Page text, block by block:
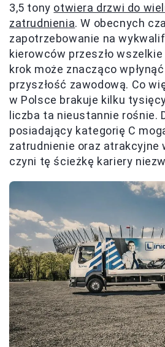
3,5 tony otwiera drzwi do
zatrudnienia. W obecnych
zapotrzebowanie na
kierowców przeszło
krok może znacząco
przyszłość zawodową. Co
w Polsce brakuje kilku
liczba ta nieustannie rośnie.
posiadający kategorię C
zatrudnienie oraz atrakcyjne
czyni tę ścieżkę kariery